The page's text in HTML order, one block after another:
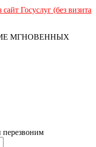
Госуслуг (без визита
МГНОВЕННЫХ
перезвоним